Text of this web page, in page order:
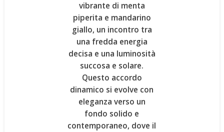
vibrante di menta
piperita e mandarino
giallo, un incontro tra
una fredda energia
decisa e una luminosità
succosa e solare.
Questo accordo
dinamico si evolve con
eleganza verso un
fondo solido e
contemporaneo, dove il